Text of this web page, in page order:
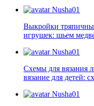
Nusha01
Выкройки
игрушек: шьем
Nusha01
Схемы для вязания
вязание для детей:
Nusha01